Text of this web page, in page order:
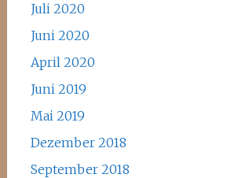
Juli 2020
Juni 2020
April 2020
Juni 2019
Mai 2019
Dezember 2018
September 2018